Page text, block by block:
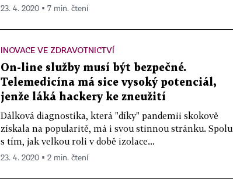
23. 4. 2020 ▪ 7 min. čtení
INOVACE VE ZDRAVOTNICTVÍ
On-line služby musí být bezpečné.
Telemedicína má sice vysoký potenciál,
jenže láká hackery ke zneužití
Dálková diagnostika, která "díky" pandemii skokově
získala na popularitě, má i svou stinnou stránku. Spolu
s tím, jak velkou roli v době izolace...
23. 4. 2020 ▪ 2 min. čtení